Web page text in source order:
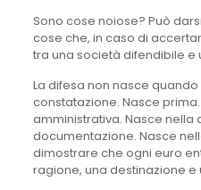
Sono cose noiose? Può
cose che, in caso di
tra una società difendibile e
La difesa non nasce
constatazione. Nasce
amministrativa. Nasce nella
documentazione. Nasce
dimostrare che ogni euro
ragione, una destinazione e